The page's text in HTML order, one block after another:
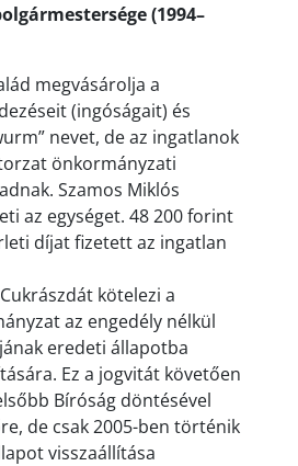
(1994–
megvásárolja a
(ingóságait) és
nevet, de az ingatlanok
önkormányzati
Szamos Miklós
az egységet. 48 200 forint
díjat fizetett az ingatlan
kötelezi a
az engedély nélkül
eredeti állapotba
Ez a jogvitát követően
Bíróság döntésével
de csak 2005-ben történik
visszaállítása